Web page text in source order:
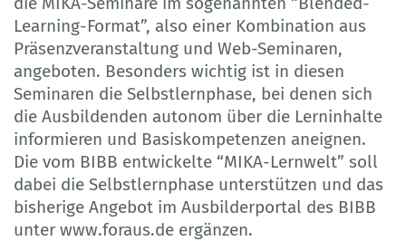
Learning-Format”, also einer Kombination aus
Präsenzveranstaltung und Web-Seminaren,
angeboten. Besonders wichtig ist in diesen
Seminaren die Selbstlernphase, bei denen sich
die Ausbildenden autonom über die Lerninhalte
informieren und Basiskompetenzen aneignen.
Die vom BIBB entwickelte “MIKA-Lernwelt” soll
dabei die Selbstlernphase unterstützen und das
bisherige Angebot im Ausbilderportal des BIBB
unter www.foraus.de ergänzen.